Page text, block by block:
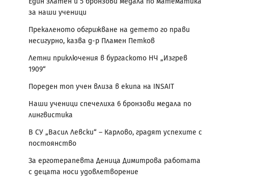
за наши ученици
Прекаленото обгрижване на детето го прави
несигурно, казва д-р Пламен Петков
Летни приключения в бургаското НЧ „Изгрев
1909“
Пореден топ учен влиза в екипа на INSAIT
Наши ученици спечелиха 6 бронзови медала по
лингвистика
В СУ „Васил Левски“ – Карлово, градят успехите с
постоянство
За ерготерапевта Деница Димитрова работата
с децата носи удовлетворение